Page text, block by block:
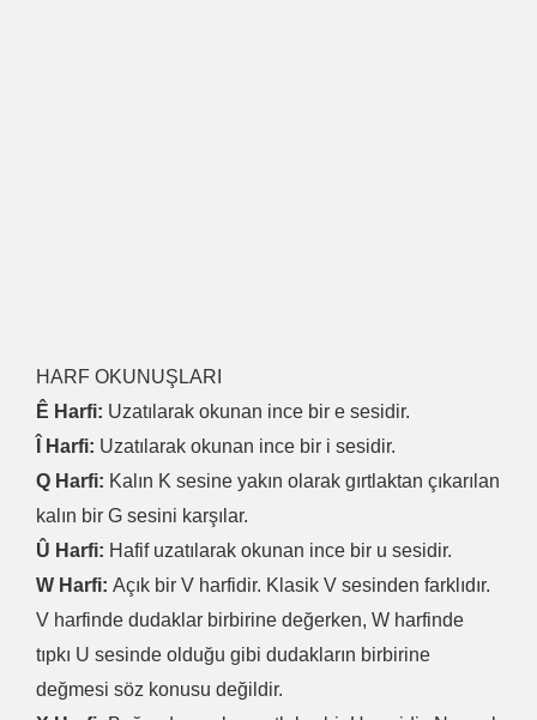
HARF OKUNUŞLARI
Ê Harfi: Uzatılarak okunan ince bir e sesidir.
Î Harfi: Uzatılarak okunan ince bir i sesidir.
Q Harfi: Kalın K sesine yakın olarak gırtlaktan çıkarılan
kalın bir G sesini karşılar.
Û Harfi: Hafif uzatılarak okunan ince bir u sesidir.
W Harfi: Açık bir V harfidir. Klasik V sesinden farklıdır.
V harfinde dudaklar birbirine değerken, W harfinde
tıpkı U sesinde olduğu gibi dudakların birbirine
değmesi söz konusu değildir.